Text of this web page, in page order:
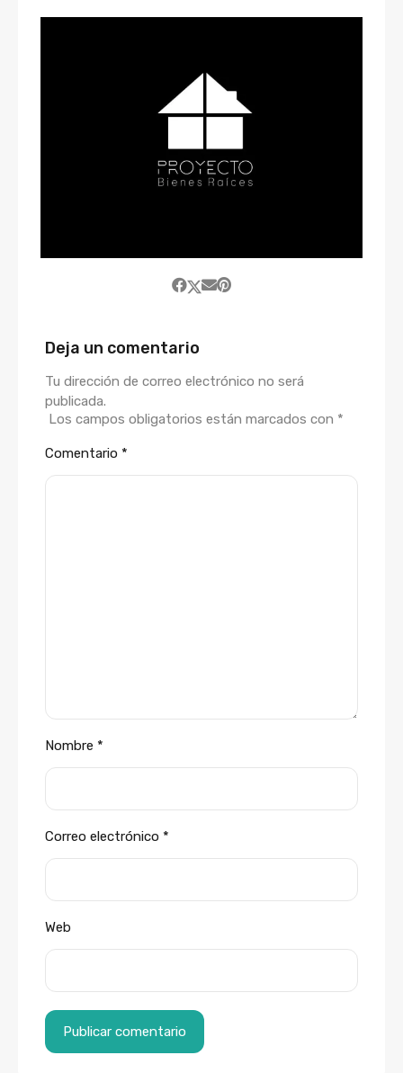
Deja un comentario
Tu dirección de correo electrónico no será
publicada.
Los campos obligatorios están marcados con *
Comentario *
Nombre *
Correo electrónico *
Web